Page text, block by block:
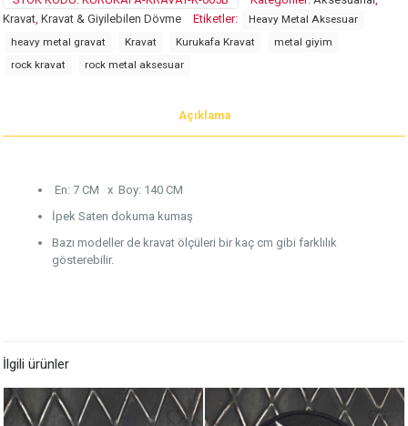
Kravat, Kravat & Giyilebilen Dövme Etiketler:
Heavy Metal Aksesuar
heavy metal gravat
Kravat Kurukafa Kravat
metal giyim
rock kravat
rock metal aksesuar
Açıklama
En: 7 CM x Boy: 140 CM
İpek Saten dokuma kumaş
Bazı modeller de kravat ölçüleri bir kaç cm gibi farklılık
gösterebilir.
İlgili ürünler